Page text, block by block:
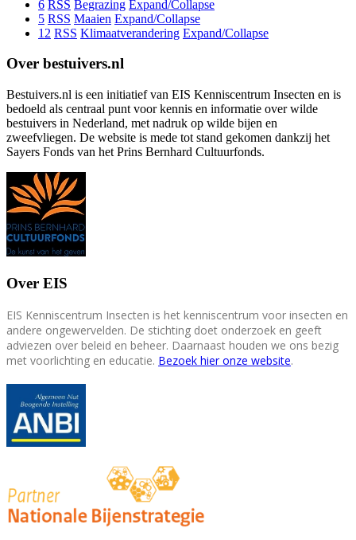
6 RSS Begrazing Expand/Collapse
5 RSS Maaien Expand/Collapse
12 RSS Klimaatverandering Expand/Collapse
Over bestuivers.nl
Bestuivers.nl is een initiatief van EIS Kenniscentrum Insecten en is
bedoeld als centraal punt voor kennis en informatie over wilde
bestuivers in Nederland, met nadruk op wilde bijen en
zweefvliegen. De website is mede tot stand gekomen dankzij het
Sayers Fonds van het Prins Bernhard Cultuurfonds.
Over EIS
EIS Kenniscentrum Insecten is het kenniscentrum voor insecten en
andere ongewervelden. De stichting doet onderzoek en geeft
adviezen over beleid en beheer. Daarnaast houden we ons bezig
met voorlichting en educatie. Bezoek hier onze website.